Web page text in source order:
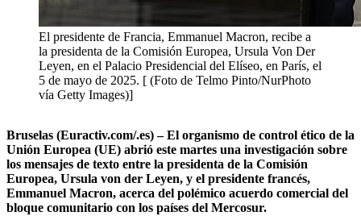
El presidente de Francia, Emmanuel Macron, recibe a
la presidenta de la Comisión Europea, Ursula Von Der
Leyen, en el Palacio Presidencial del Elíseo, en París, el
5 de mayo de 2025. [ (Foto de Telmo Pinto/NurPhoto
vía Getty Images)]
Bruselas (Euractiv.com/.es) – El organismo de control ético de la
Unión Europea (UE) abrió este martes una investigación sobre
los mensajes de texto entre la presidenta de la Comisión
Europea, Ursula von der Leyen, y el presidente francés,
Emmanuel Macron, acerca del polémico acuerdo comercial del
bloque comunitario con los países del Mercosur.